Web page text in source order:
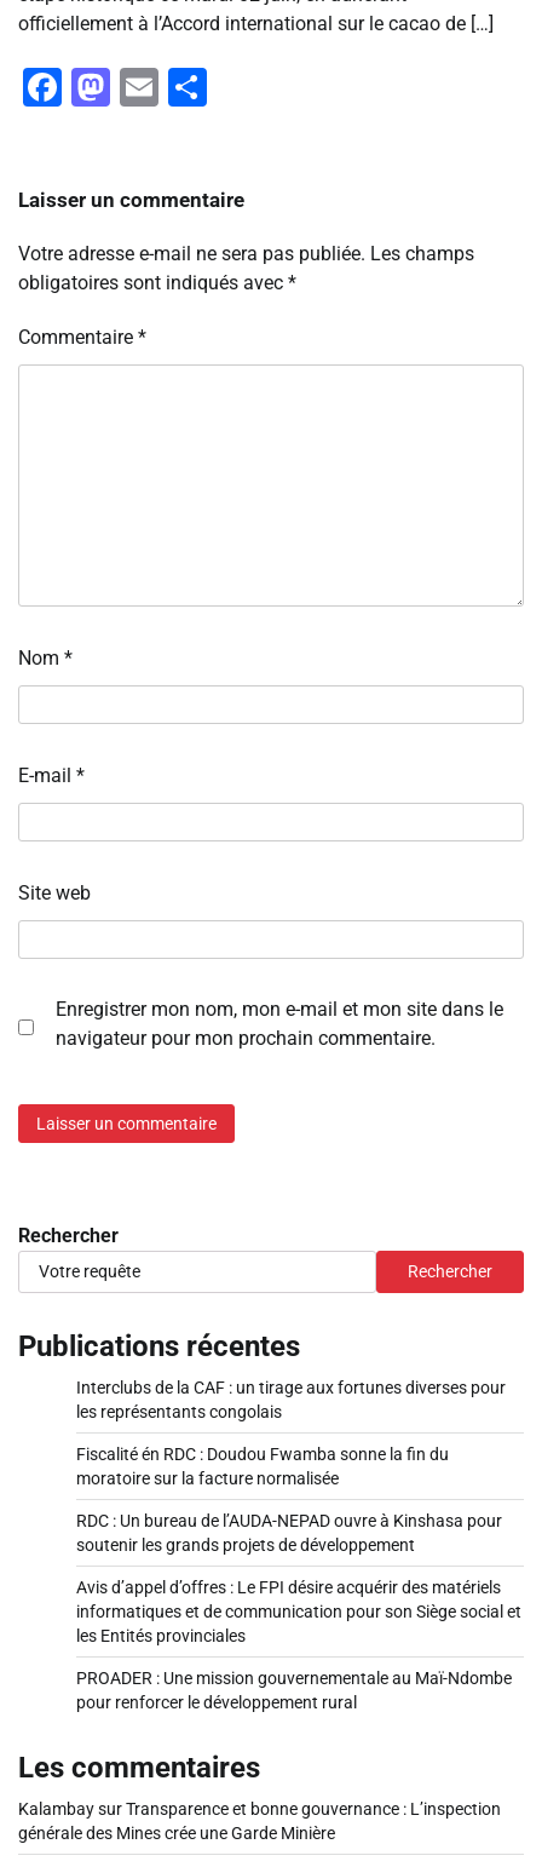
officiellement à l’Accord international sur le cacao de […]
Facebook
Mastodon
Email
Laisser un commentaire
Votre adresse e-mail ne sera pas publiée. Les champs
obligatoires sont indiqués avec *
Commentaire *
Nom *
E-mail *
Site web
Enregistrer mon nom, mon e-mail et mon site dans le
navigateur pour mon prochain commentaire.
Rechercher
Rechercher
Publications récentes
Interclubs de la CAF : un tirage aux fortunes diverses pour
les représentants congolais
Fiscalité én RDC : Doudou Fwamba sonne la fin du
moratoire sur la facture normalisée
RDC : Un bureau de l’AUDA-NEPAD ouvre à Kinshasa pour
soutenir les grands projets de développement
Avis d’appel d’offres : Le FPI désire acquérir des matériels
informatiques et de communication pour son Siège social et
les Entités provinciales
PROADER : Une mission gouvernementale au Maï-Ndombe
pour renforcer le développement rural
Les commentaires
KalambaysurTransparence et bonne gouvernance : L’inspection
générale des Mines crée une Garde Minière